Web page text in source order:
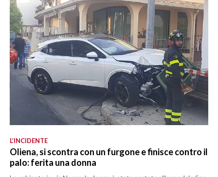
L’INCIDENTE
Oliena, si scontra con un furgone e finisce contro il
palo: ferita una donna